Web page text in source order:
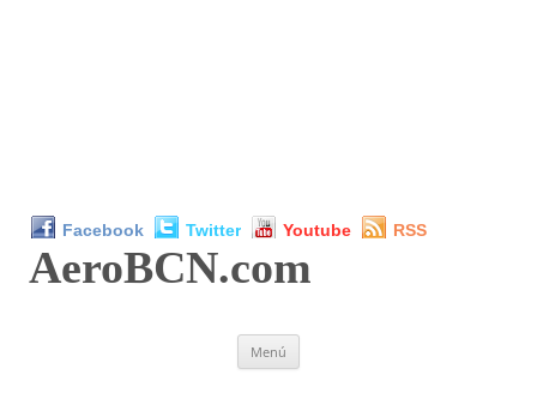
Facebook Twitter Youtube RSS
AeroBCN.com
Menú